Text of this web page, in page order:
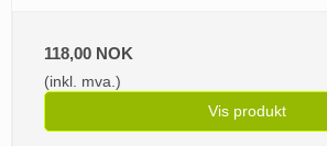
118,00 NOK
(inkl. mva.)
Vis produkt